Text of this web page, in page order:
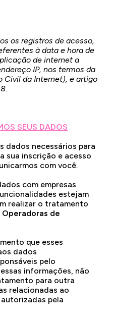
os registros de acesso,
à data e hora de
de internet a
IP, nos termos da
Civil da Internet), e artigo
SEUS DADOS
dados necessários para
sua inscrição e acesso
com você.
com empresas
estejam
realizar o tratamento
Operadoras de
que esses
dados
pelo
informações, não
para outra
relacionadas ao
pela